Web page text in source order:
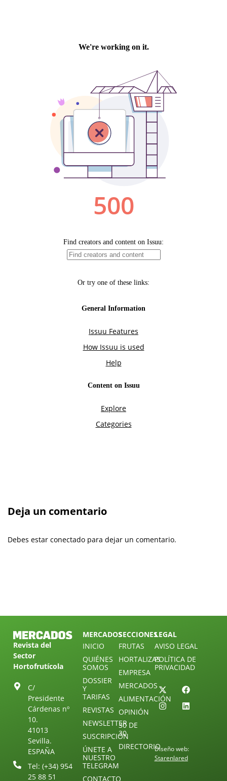
Deja un comentario
Debes estar conectado para dejar un comentario.
Revista del
Sector
Hortofrutícola
C/
Presidente
Cárdenas nº
10.
41013
Sevilla.
ESPAÑA
Tel: (+34) 954
25 88 51
MERCADOS
INICIO
QUIÉNES
SOMOS
DOSSIER
Y
TARIFAS
REVISTAS
NEWSLETTER
SUSCRIPCIÓN
ÚNETE A
NUESTRO
TELEGRAM
CONTACTO
SECCIONES
FRUTAS
HORTALIZAS
EMPRESA
MERCADOS
ALIMENTACIÓN
OPINIÓN
30 DE
30
DIRECTORIO
LEGAL
AVISO LEGAL
POLÍTICA DE
PRIVACIDAD
Diseño web:
Starenlared